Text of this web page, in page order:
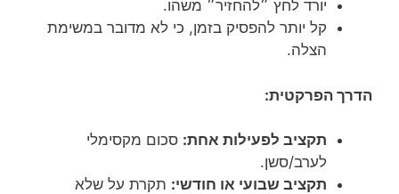
יורד לחץ ״להחזיר״ משהו.
קל יותר להפסיק בזמן, כי לא מדובר במשימת
הצלה.
הדרך הפרקטית:
תקציב לפעילות אחת: סכום מקסימלי
לערב/סשן.
תקציב שבועי או חודשי: תקרת על שלא